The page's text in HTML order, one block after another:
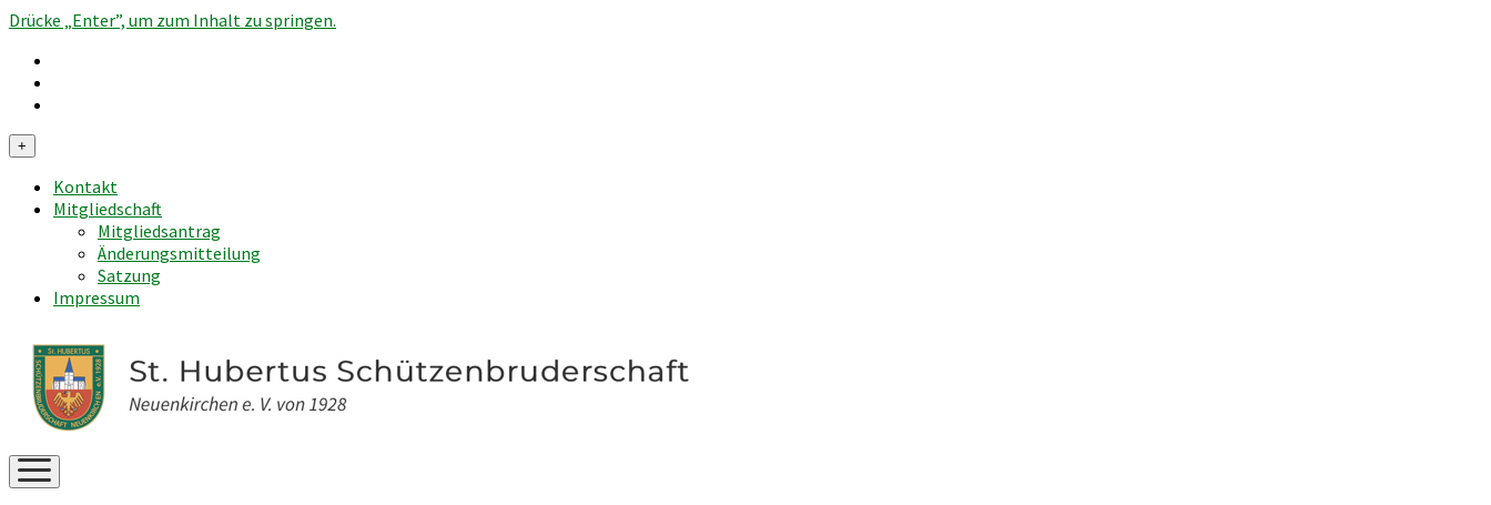
Drücke „Enter”, um zum Inhalt zu springen.
Menü
öffnen
+
Kontakt
Mitgliedschaft
Mitgliedsantrag
Änderungsmitteilung
Satzung
Impressum
Menü
öffnen